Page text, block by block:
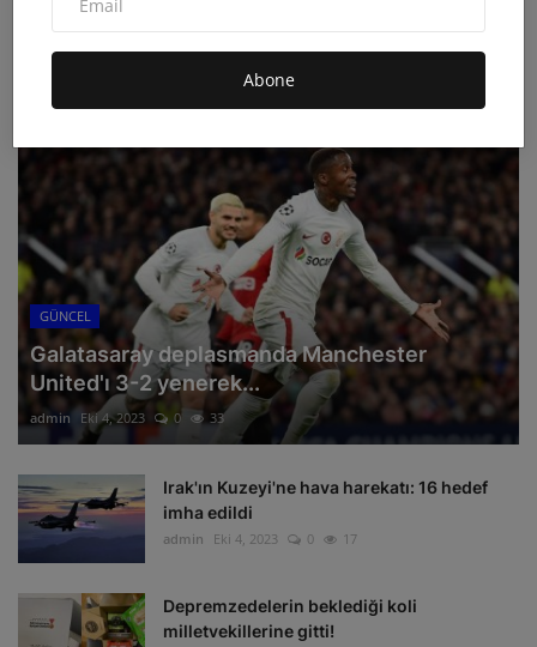
Abone
GÜNCEL
Galatasaray deplasmanda Manchester
United'ı 3-2 yenerek...
admin Eki 4, 2023 0 33
Irak'ın Kuzeyi'ne hava harekatı: 16 hedef
imha edildi
admin Eki 4, 2023 0 17
Depremzedelerin beklediği koli
milletvekillerine gitti!